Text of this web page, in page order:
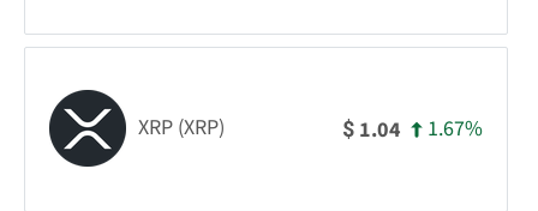
XRP (XRP) $ 1.04 1.67%